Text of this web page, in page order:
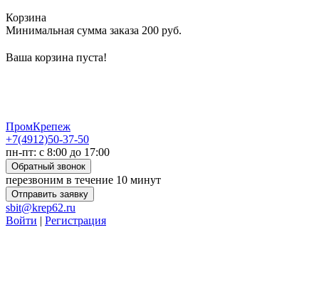
Корзина
Минимальная сумма заказа 200 руб.
Ваша корзина пуста!
ПромКрепеж
+7(4912)50-37-50
пн-пт: с 8:00 до 17:00
Обратный звонок
перезвоним в течение 10 минут
Отправить заявку
sbit@krep62.ru
Войти | Регистрация